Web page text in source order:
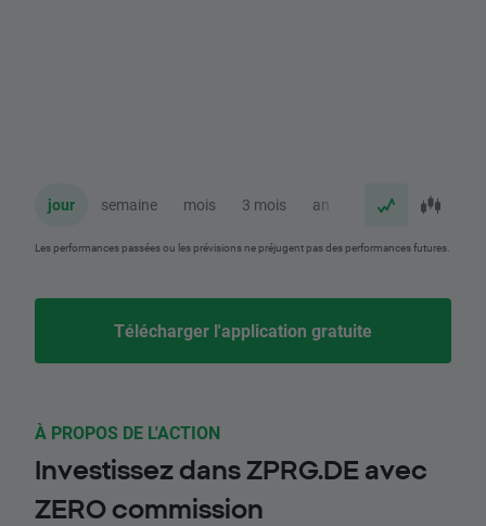
jour semaine mois 3 mois an
Les performances passées ou les prévisions ne préjugent pas des performances futures.
Télécharger l'application gratuite
À PROPOS DE L'ACTION
Investissez dans ZPRG.DE avec
ZERO commission